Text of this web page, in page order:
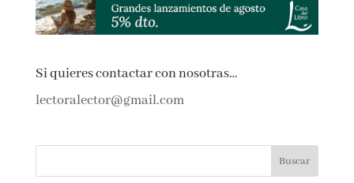
Si quieres contactar con nosotras…
lectoralector@gmail.com